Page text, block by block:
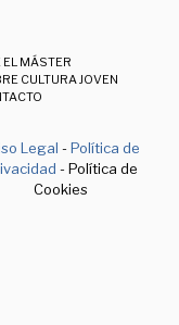
EL MÁSTER
CULTURA JOVEN
Legal -Política de
- Política de
Cookies